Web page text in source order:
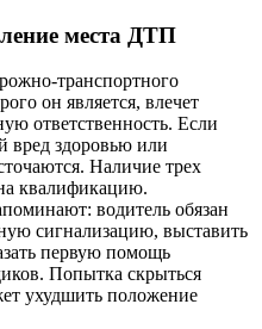
места ДТП
транспортного
он является, влечет
ответственность. Если
вред здоровью или
Наличие трех
квалификацию.
водитель обязан
сигнализацию, выставить
первую помощь
Попытка скрыться
ухудшить положение